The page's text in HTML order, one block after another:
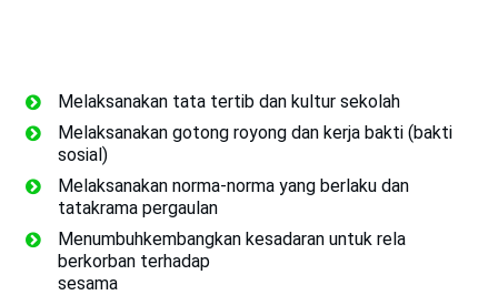
Melaksanakan tata tertib dan kultur sekolah
Melaksanakan gotong royong dan kerja bakti (bakti
sosial)
Melaksanakan norma-norma yang berlaku dan
tatakrama pergaulan
Menumbuhkembangkan kesadaran untuk rela
berkorban terhadap
sesama